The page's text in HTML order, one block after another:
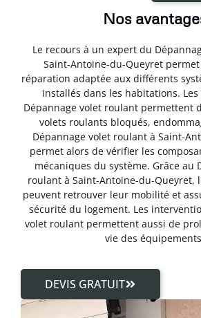
Nos
Le recours à un expert du
Saint-Antoine-du-Queyret permet
réparation adaptée aux différents
installés dans les habitations.
Dépannage volet roulant permettent
volets roulants bloqués,
Dépannage volet roulant à Saint-
permet alors de vérifier les
mécaniques du système. Grâce au
roulant à Saint-Antoine-du-Queyret,
peuvent retrouver leur mobilité et
sécurité du logement. Les
volet roulant permettent aussi de
vie des
DEVIS GRATUIT